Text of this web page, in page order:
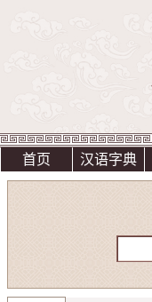
首页 汉语字典